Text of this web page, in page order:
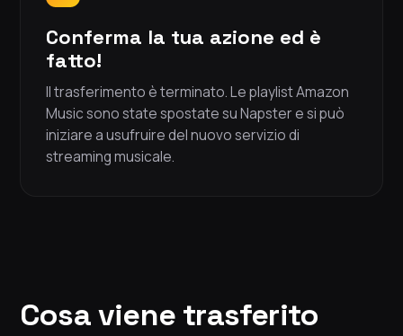
Conferma la tua azione ed è
fatto!
Il trasferimento è terminato. Le playlist Amazon
Music sono state spostate su Napster e si può
iniziare a usufruire del nuovo servizio di
streaming musicale.
Cosa viene trasferito